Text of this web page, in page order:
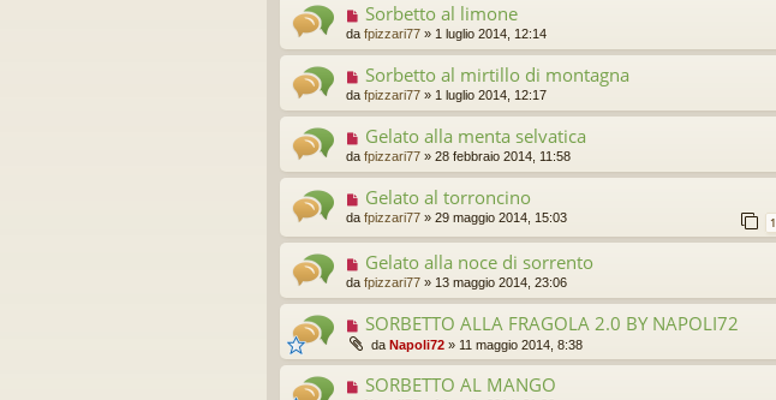
Sorbetto al limone
da fpizzari77 » 1 luglio 2014, 12:14
Sorbetto al mirtillo di montagna
da fpizzari77 » 1 luglio 2014, 12:17
Gelato alla menta selvatica
da fpizzari77 » 28 febbraio 2014, 11:58
Gelato al torroncino
da fpizzari77 » 29 maggio 2014, 15:03 1
Gelato alla noce di sorrento
da fpizzari77 » 13 maggio 2014, 23:06
SORBETTO ALLA FRAGOLA 2.0 BY NAPOLI72
da Napoli72 » 11 maggio 2014, 8:38
SORBETTO AL MANGO